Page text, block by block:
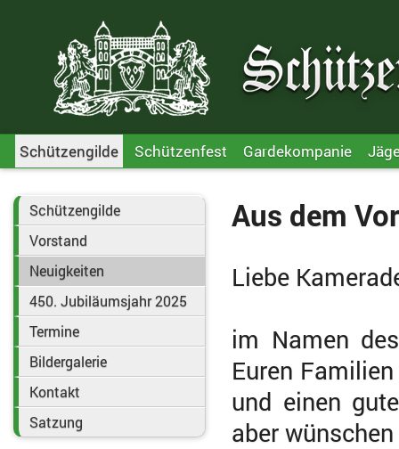
Schützengilde Schützenfest Gardekompanie
Aus dem
Liebe
im Namen
Euren
und einen
aber
Schützengilde
Vorstand
Neuigkeiten
450. Jubiläumsjahr 2025
Termine
Bildergalerie
Kontakt
Satzung